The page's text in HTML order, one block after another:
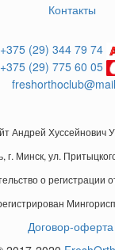
Контакты
+375 (29) 344 79 74
+375 (29) 775 60 05
Андрей Хуссейнович
г. Минск, ул.
о регистрации
Договор-оферта